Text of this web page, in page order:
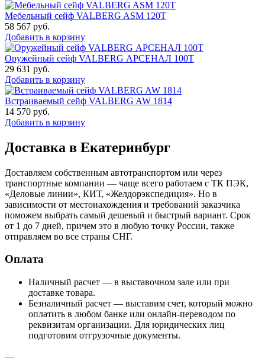
Мебельный сейф VALBERG ASM 120T
58 567 руб.
Добавить в корзину
Оружейный сейф VALBERG АРСЕНАЛ 100Т
29 631 руб.
Добавить в корзину
Встраиваемый сейф VALBERG AW 1814
14 570 руб.
Добавить в корзину
Доставка в Екатеринбург
Доставляем собственным автотранспортом или через
транспортные компании — чаще всего работаем с ТК ПЭК,
«Деловые линии», КИТ, «Желдорэкспедиция». Но в
зависимости от местонахождения и требований заказчика
поможем выбрать самый дешевый и быстрый вариант. Срок
от 1 до 7 дней, причем это в любую точку России, также
отправляем во все страны СНГ.
Оплата
Наличный расчет — в выставочном зале или при
доставке товара.
Безналичный расчет — выставим счет, который можно
оплатить в любом банке или онлайн-переводом по
реквизитам организации. Для юридических лиц
подготовим отгрузочные документы.